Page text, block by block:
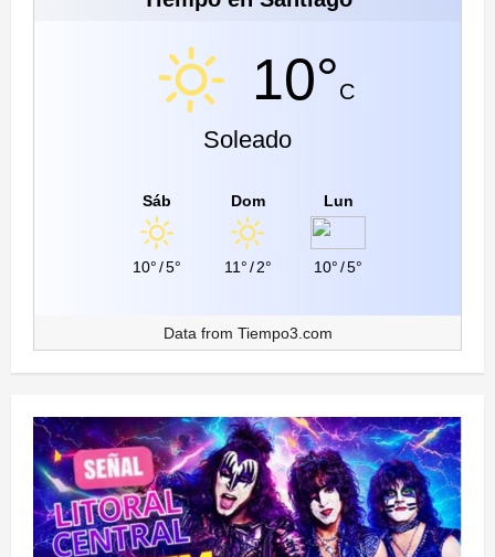
10°C
Soleado
Sáb
10°/5°
Dom
11°/ 2°
Lun
10°/5°
Data from Tiempo3.com